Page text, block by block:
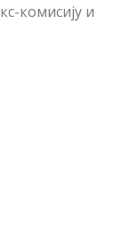
кс-комисију и